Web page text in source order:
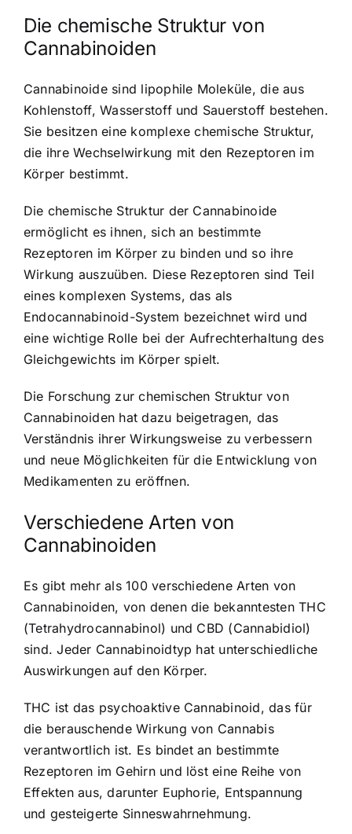
Die chemische Struktur von
Cannabinoiden
Cannabinoide sind lipophile Moleküle, die aus
Kohlenstoff, Wasserstoff und Sauerstoff bestehen.
Sie besitzen eine komplexe chemische Struktur,
die ihre Wechselwirkung mit den Rezeptoren im
Körper bestimmt.
Die chemische Struktur der Cannabinoide
ermöglicht es ihnen, sich an bestimmte
Rezeptoren im Körper zu binden und so ihre
Wirkung auszuüben. Diese Rezeptoren sind Teil
eines komplexen Systems, das als
Endocannabinoid-System bezeichnet wird und
eine wichtige Rolle bei der Aufrechterhaltung des
Gleichgewichts im Körper spielt.
Die Forschung zur chemischen Struktur von
Cannabinoiden hat dazu beigetragen, das
Verständnis ihrer Wirkungsweise zu verbessern
und neue Möglichkeiten für die Entwicklung von
Medikamenten zu eröffnen.
Verschiedene Arten von
Cannabinoiden
Es gibt mehr als 100 verschiedene Arten von
Cannabinoiden, von denen die bekanntesten THC
(Tetrahydrocannabinol) und CBD (Cannabidiol)
sind. Jeder Cannabinoidtyp hat unterschiedliche
Auswirkungen auf den Körper.
THC ist das psychoaktive Cannabinoid, das für
die berauschende Wirkung von Cannabis
verantwortlich ist. Es bindet an bestimmte
Rezeptoren im Gehirn und löst eine Reihe von
Effekten aus, darunter Euphorie, Entspannung
und gesteigerte Sinneswahrnehmung.